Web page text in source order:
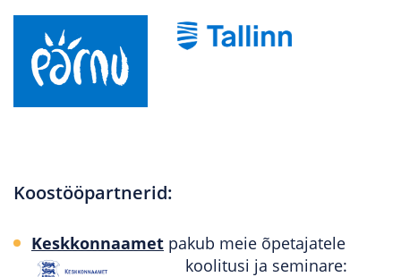
Koostööpartnerid:
Keskkonnaamet pakub meie õpetajatele
koolitusi ja seminare: